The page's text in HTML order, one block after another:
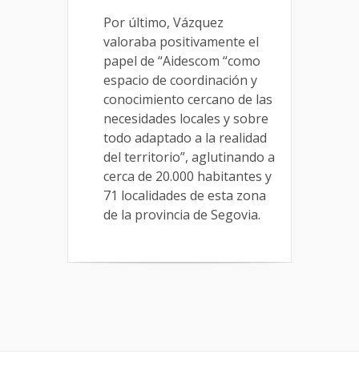
Por último, Vázquez
valoraba positivamente el
papel de “Aidescom “como
espacio de coordinación y
conocimiento cercano de las
necesidades locales y sobre
todo adaptado a la realidad
del territorio”, aglutinando a
cerca de 20.000 habitantes y
71 localidades de esta zona
de la provincia de Segovia.